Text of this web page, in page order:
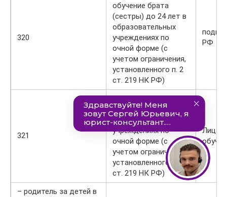
320
обучение брата
(сестры) до 24 лет в
образовательных
учреждениях по
очной форме (с
учетом ограничения,
установленного п. 2
ст. 219 НК РФ)
подп.
РФ
321
В сумме расходов на
обучение детей в
образовательных
учреждениях по
очной форме (с
учетом ограничения,
установленного п. 2
ст. 219 НК РФ)
Лица,
– родитель за детей в